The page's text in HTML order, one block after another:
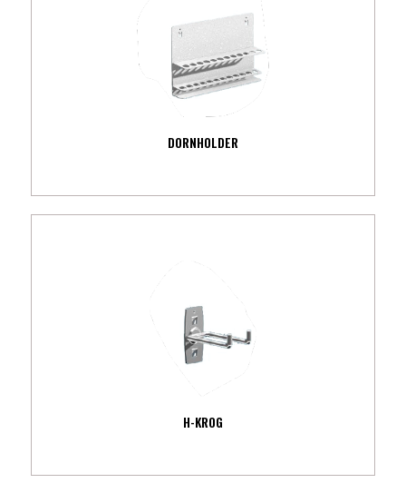
DORNHOLDER
H-KROG